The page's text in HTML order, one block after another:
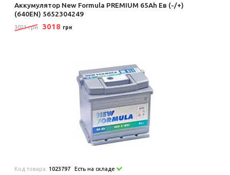
Аккумулятор New Formula PREMIUM 65Ah Ев (-/+)
(640EN) 5652304249
3021 грн 3018 грн
Код товара: 1023797 Есть на складе